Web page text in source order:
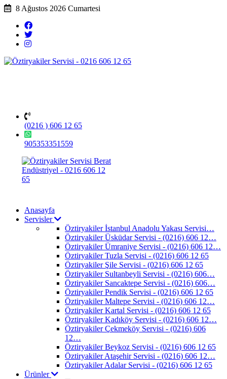
8 Ağustos 2026 Cumartesi
(0216 ) 606 12 65
905353351559
Anasayfa
Servisler
Öztiryakiler İstanbul Anadolu Yakası Servisi…
Öztiryakiler Üsküdar Servisi - (0216) 606 12…
Öztiryakiler Ümraniye Servisi - (0216) 606 12…
Öztiryakiler Tuzla Servisi - (0216) 606 12 65
Öztiryakiler Şile Servisi - (0216) 606 12 65
Öztiryakiler Sultanbeyli Servisi - (0216) 606…
Öztiryakiler Sancaktepe Servisi - (0216) 606…
Öztiryakiler Pendik Servisi - (0216) 606 12 65
Öztiryakiler Maltepe Servisi - (0216) 606 12…
Öztiryakiler Kartal Servisi - (0216) 606 12 65
Öztiryakiler Kadıköy Servisi - (0216) 606 12…
Öztiryakiler Çekmeköy Servisi - (0216) 606
12…
Öztiryakiler Beykoz Servisi - (0216) 606 12 65
Öztiryakiler Ataşehir Servisi - (0216) 606 12…
Öztiryakiler Adalar Servisi - (0216) 606 12 65
Ürünler